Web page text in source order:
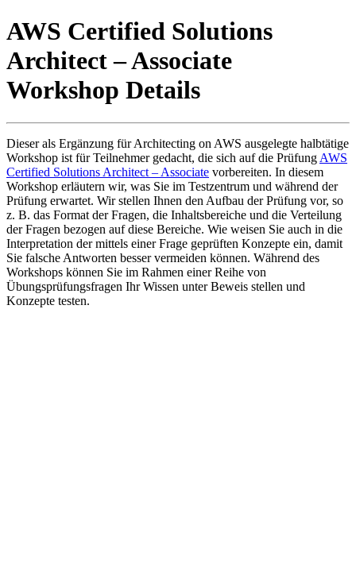
AWS Certified Solutions
Architect – Associate
Workshop Details
Dieser als Ergänzung für Architecting on AWS ausgelegte halbtätige
Workshop ist für Teilnehmer gedacht, die sich auf die Prüfung AWS
Certified Solutions Architect – Associate vorbereiten. In diesem
Workshop erläutern wir, was Sie im Testzentrum und während der
Prüfung erwartet. Wir stellen Ihnen den Aufbau der Prüfung vor, so
z. B. das Format der Fragen, die Inhaltsbereiche und die Verteilung
der Fragen bezogen auf diese Bereiche. Wie weisen Sie auch in die
Interpretation der mittels einer Frage geprüften Konzepte ein, damit
Sie falsche Antworten besser vermeiden können. Während des
Workshops können Sie im Rahmen einer Reihe von
Übungsprüfungsfragen Ihr Wissen unter Beweis stellen und
Konzepte testen.